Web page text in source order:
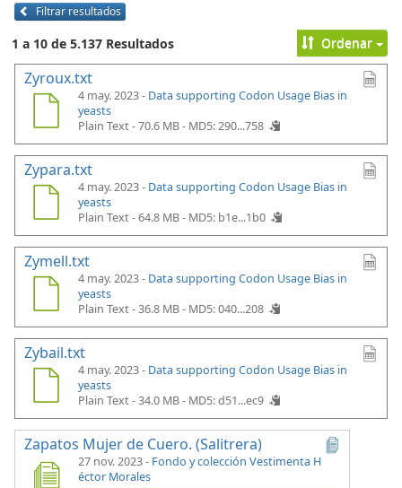
Filtrar resultados
1 a 10 de 5.137 Resultados Ordenar
Zyroux.txt
4 may. 2023 - Data supporting Codon Usage Bias in
yeasts
Plain Text - 70.6 MB - MD5: 290...758
Zypara.txt
4 may. 2023 - Data supporting Codon Usage Bias in
yeasts
Plain Text - 64.8 MB - MD5: b1e...1b0
Zymell.txt
4 may. 2023 - Data supporting Codon Usage Bias in
yeasts
Plain Text - 36.8 MB - MD5: 040...208
Zybail.txt
4 may. 2023 - Data supporting Codon Usage Bias in
yeasts
Plain Text - 34.0 MB - MD5: d51...ec9
Zapatos Mujer de Cuero. (Salitrera)
27 nov. 2023- Fondo y colección Vestimenta H
éctor Morales